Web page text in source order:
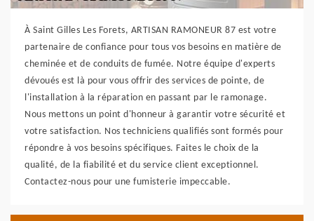
À Saint Gilles Les Forets, ARTISAN RAMONEUR 87 est votre
partenaire de confiance pour tous vos besoins en matière de
cheminée et de conduits de fumée. Notre équipe d'experts
dévoués est là pour vous offrir des services de pointe, de
l'installation à la réparation en passant par le ramonage.
Nous mettons un point d'honneur à garantir votre sécurité et
votre satisfaction. Nos techniciens qualifiés sont formés pour
répondre à vos besoins spécifiques. Faites le choix de la
qualité, de la fiabilité et du service client exceptionnel.
Contactez-nous pour une fumisterie impeccable.